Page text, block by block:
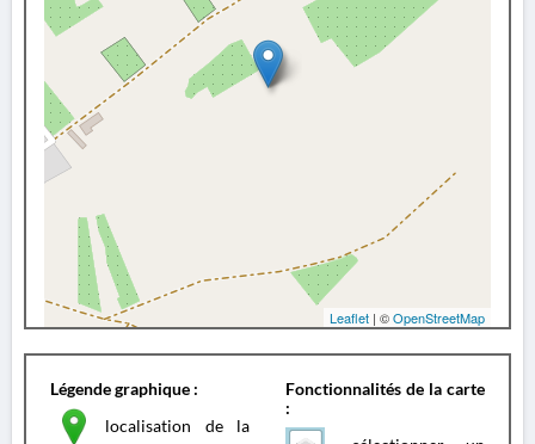
Leaflet | ©OpenStreetMap
Légende graphique :
localisation de la
Fonctionnalités de la carte
: